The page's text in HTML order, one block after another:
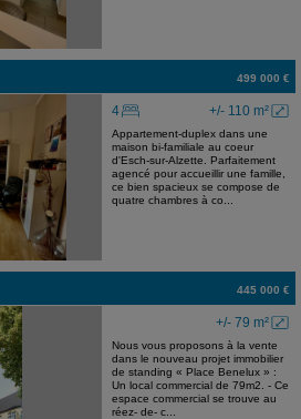
499 000 €
+/- 110 m²
4
Appartement-duplex dans une
maison bi-familiale au coeur
d'Esch-sur-Alzette. Parfaitement
agencé pour accueillir une famille,
ce bien spacieux se compose de
quatre chambres à co...
445 000 €
+/- 79 m²
Nous vous proposons à la vente
dans le nouveau projet immobilier
de standing « Place Benelux » :
Un local commercial de 79m2. - Ce
espace commercial se trouve au
réez- de- c...